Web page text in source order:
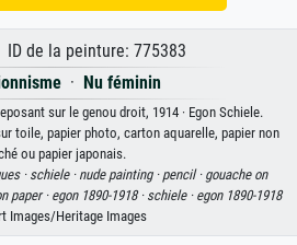
de la peinture: 775383
· Nu féminin
sur le genou droit, 1914 · Egon Schiele.
toile, papier photo, carton aquarelle, papier non
ou papier japonais.
·schiele · nude painting · pencil · gouache on
paper · egon 1890-1918 · schiele · egon 1890-1918
Images/Heritage Images